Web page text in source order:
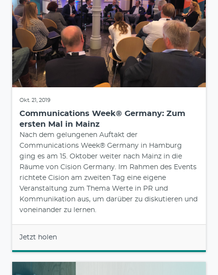
Okt. 21, 2019
Communications Week® Germany: Zum
ersten Mal in Mainz
Nach dem gelungenen Auftakt der
Communications Week® Germany in Hamburg
ging es am 15. Oktober weiter nach Mainz in die
Räume von Cision Germany. Im Rahmen des Events
richtete Cision am zweiten Tag eine eigene
Veranstaltung zum Thema Werte in PR und
Kommunikation aus, um darüber zu diskutieren und
voneinander zu lernen.
Jetzt holen